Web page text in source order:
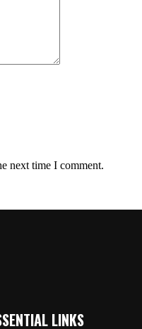
next time I comment.
LINKS